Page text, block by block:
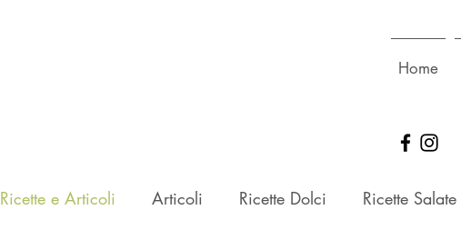
Home
Ricette e Articoli Articoli Ricette Dolci Ricette Salate